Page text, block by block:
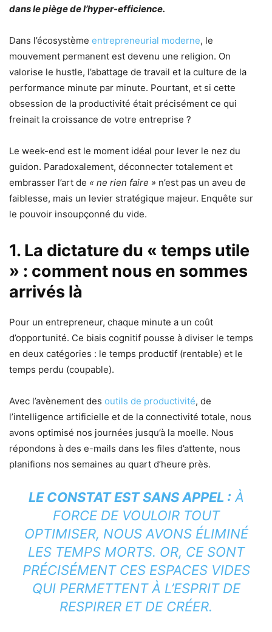
dans le piège de l’hyper-efficience.
Dans l’écosystème entrepreneurial moderne, le
mouvement permanent est devenu une religion. On
valorise le hustle, l’abattage de travail et la culture de la
performance minute par minute. Pourtant, et si cette
obsession de la productivité était précisément ce qui
freinait la croissance de votre entreprise ?
Le week-end est le moment idéal pour lever le nez du
guidon. Paradoxalement, déconnecter totalement et
embrasser l’art de « ne rien faire » n’est pas un aveu de
faiblesse, mais un levier stratégique majeur. Enquête sur
le pouvoir insoupçonné du vide.
1. La dictature du « temps utile
» : comment nous en sommes
arrivés là
Pour un entrepreneur, chaque minute a un coût
d’opportunité. Ce biais cognitif pousse à diviser le temps
en deux catégories : le temps productif (rentable) et le
temps perdu (coupable).
Avec l’avènement des outils de productivité, de
l’intelligence artificielle et de la connectivité totale, nous
avons optimisé nos journées jusqu’à la moelle. Nous
répondons à des e-mails dans les files d’attente, nous
planifions nos semaines au quart d’heure près.
LE CONSTAT EST SANS APPEL : À
FORCE DE VOULOIR TOUT
OPTIMISER, NOUS AVONS ÉLIMINÉ
LES TEMPS MORTS. OR, CE SONT
PRÉCISÉMENT CES ESPACES VIDES
QUI PERMETTENT À L’ESPRIT DE
RESPIRER ET DE CRÉER.